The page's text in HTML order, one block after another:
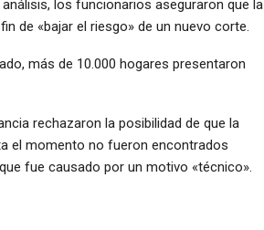
los funcionarios aseguraron que la
de «bajar el riesgo» de un nuevo corte.
más de 10.000 hogares presentaron
rechazaron la posibilidad de que la
el momento no fueron encontrados
fue causado por un motivo «técnico».